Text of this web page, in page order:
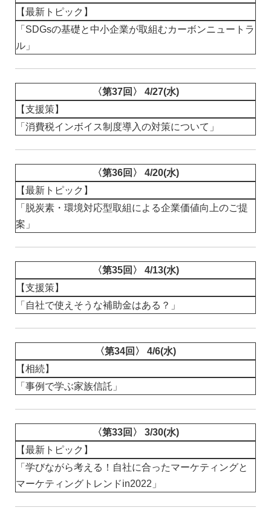
【最新トピック】
「SDGsの基礎と中小企業が取組むカーボンニュートラ
ル」
〈第37回〉 4/27(水)
【支援策】
「消費税インボイス制度導入の対策について」
〈第36回〉 4/20(水)
【最新トピック】
「脱炭素・環境対応型取組による企業価値向上のご提
案」
〈第35回〉 4/13(水)
【支援策】
「自社で使えそうな補助金はある？」
〈第34回〉 4/6(水)
【相続】
「事例で学ぶ家族信託」
〈第33回〉 3/30(水)
【最新トピック】
「学びながら考える！自社に合ったマーケティングと
マーケティングトレンドin2022」